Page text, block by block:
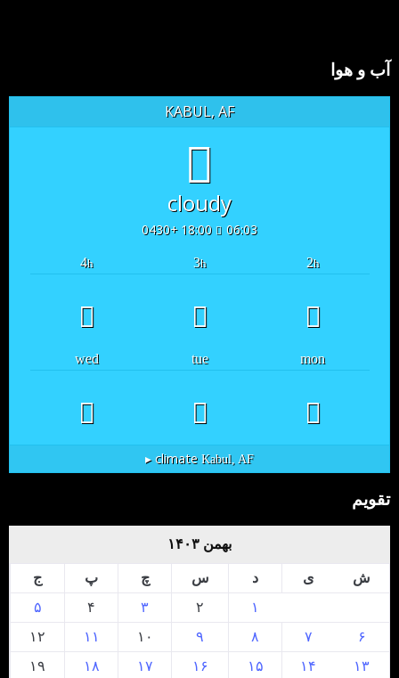
آب و هوا
KABUL, AF
cloudy
06:03
18:00 +0430
2h
3h
4h
mon
tue
wed
Kabul, AF
climate ▸
تقویم
بهمن ۱۴۰۳
ش ی د س چ پ
ج
۱
۲ ۳ ۴
۵
۶
۷ ۸ ۹ ۱۰ ۱۱
۱۲
۱۳
۱۴ ۱۵ ۱۶ ۱۷ ۱۸ ۱۹